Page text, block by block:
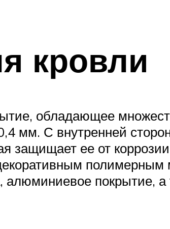
кровли
обладающее
мм. С внутренней
ее от коррозии
полимерным
алюминиевое покрытие,